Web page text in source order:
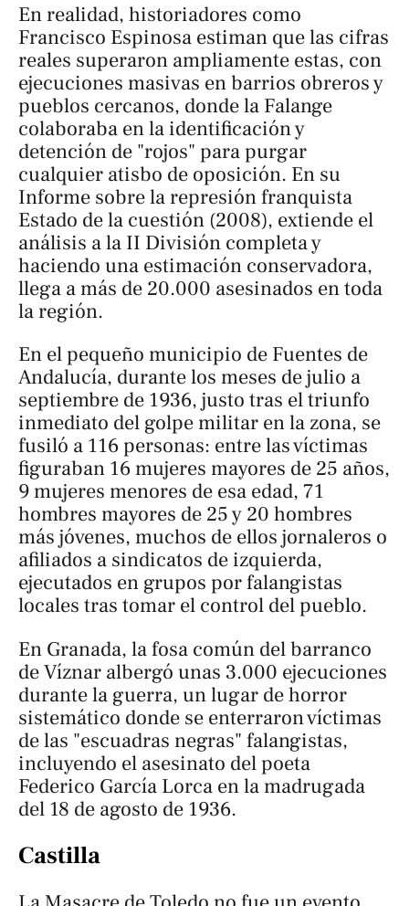
En realidad, historiadores como
Francisco Espinosa estiman que las cifras
reales superaron ampliamente estas, con
ejecuciones masivas en barrios obreros y
pueblos cercanos, donde la Falange
colaboraba en la identificación y
detención de "rojos" para purgar
cualquier atisbo de oposición. En su
Informe sobre la represión franquista
Estado de la cuestión (2008), extiende el
análisis a la II División completa y
haciendo una estimación conservadora,
llega a más de 20.000 asesinados en toda
la región.
En el pequeño municipio de Fuentes de
Andalucía, durante los meses de julio a
septiembre de 1936, justo tras el triunfo
inmediato del golpe militar en la zona, se
fusiló a 116 personas: entre las víctimas
figuraban 16 mujeres mayores de 25 años,
9 mujeres menores de esa edad, 71
hombres mayores de 25 y 20 hombres
más jóvenes, muchos de ellos jornaleros o
afiliados a sindicatos de izquierda,
ejecutados en grupos por falangistas
locales tras tomar el control del pueblo.
En Granada, la fosa común del barranco
de Víznar albergó unas 3.000 ejecuciones
durante la guerra, un lugar de horror
sistemático donde se enterraron víctimas
de las "escuadras negras" falangistas,
incluyendo el asesinato del poeta
Federico García Lorca en la madrugada
del 18 de agosto de 1936.
Castilla